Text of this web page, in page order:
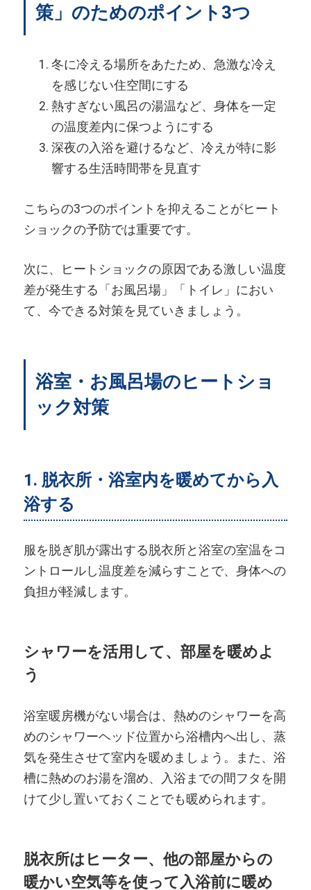
策」のためのポイント3つ
冬に冷える場所をあたため、急激な冷え
を感じない住空間にする
熱すぎない風呂の湯温など、身体を一定
の温度差内に保つようにする
深夜の入浴を避けるなど、冷えが特に影
響する生活時間帯を見直す
こちらの3つのポイントを抑えることがヒート
ショックの予防では重要です。
次に、ヒートショックの原因である激しい温度
差が発生する「お風呂場」「トイレ」におい
て、今できる対策を見ていきましょう。
浴室・お風呂場のヒートショ
ック対策
1. 脱衣所・浴室内を暖めてから入
浴する
服を脱ぎ肌が露出する脱衣所と浴室の室温をコ
ントロールし温度差を減らすことで、身体への
負担が軽減します。
シャワーを活用して、部屋を暖めよ
う
浴室暖房機がない場合は、熱めのシャワーを高
めのシャワーヘッド位置から浴槽内へ出し、蒸
気を発生させて室内を暖めましょう。また、浴
槽に熱めのお湯を溜め、入浴までの間フタを開
けて少し置いておくことでも暖められます。
脱衣所はヒーター、他の部屋からの
暖かい空気等を使って入浴前に暖め